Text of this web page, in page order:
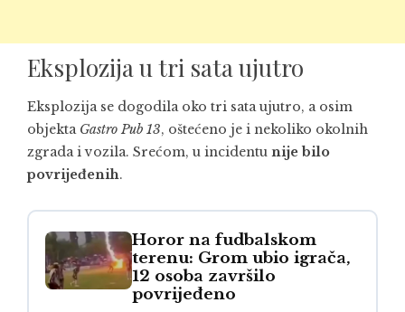
Eksplozija u tri sata ujutro
Eksplozija se dogodila oko tri sata ujutro, a osim
objekta Gastro Pub 13, oštećeno je i nekoliko okolnih
zgrada i vozila. Srećom, u incidentu nije bilo
povrijeđenih.
Horor na fudbalskom
terenu: Grom ubio igrača,
12 osoba završilo
povrijeđeno